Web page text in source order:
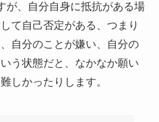
が、自分自身に抵抗がある場
て自己否定がある、つまり
自分のことが嫌い、自分の
う状態だと、なかなか願い
しかったりします。